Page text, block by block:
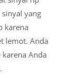
yang
karena
lemot. Anda
Anda